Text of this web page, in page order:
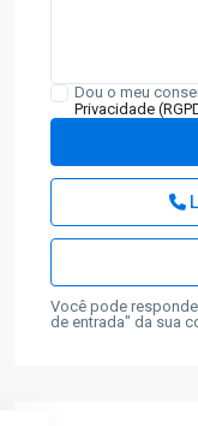
Dou o meu
Privacidade
Você pode
de entrada" da sua